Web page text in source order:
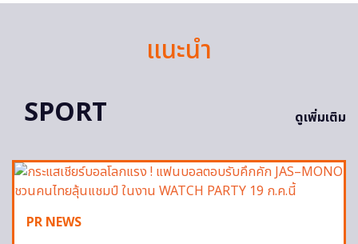
แนะนำ
SPORT
ดูเพิ่มเติม
PR NEWS